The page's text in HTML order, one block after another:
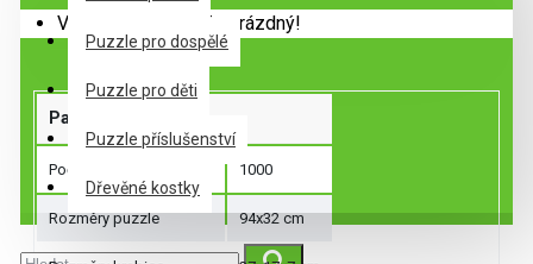
Puzzle pro dospělé
Puzzle pro děti
Puzzle příslušenství
Dřevěné kostky
Váš nákupní košík je prázdný!
Specifikace
Parametry produktu
Počet dílků 1000
Rozměry puzzle 94x32 cm